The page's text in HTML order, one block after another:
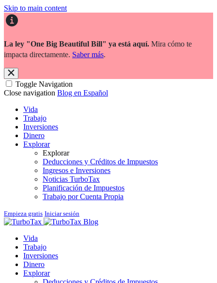
Skip to main content
La ley "One Big Beautiful Bill" ya está aquí. Mira cómo te
impacta directamente. Saber más.
Toggle Navigation
Close navigation Blog en Español
Vida
Trabajo
Inversiones
Dinero
Explorar
Explorar
Deducciones y Créditos de Impuestos
Ingresos e Inversiones
Noticias TurboTax
Planificación de Impuestos
Trabajo por Cuenta Propia
Empieza gratis Iniciar sesión
Blog
Vida
Trabajo
Inversiones
Dinero
Explorar